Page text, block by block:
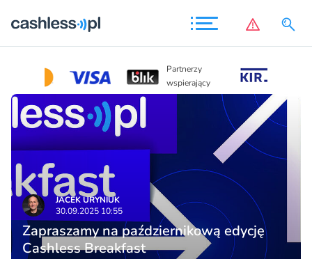
Partnerzy
wspierający
JACEK URYNIUK
30.09.2025 10:55
Zapraszamy na październikową edycję
Cashless Breakfast